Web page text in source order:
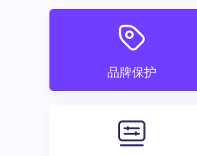
品牌保护